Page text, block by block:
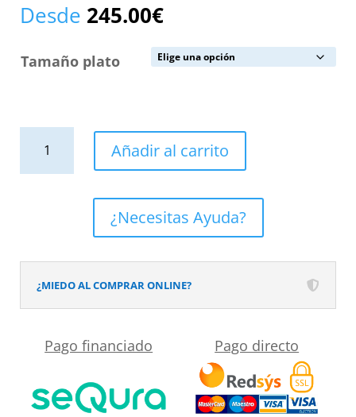
Desde 245.00€
Tamaño plato
pizarra
acabado
efecto
ZARZI
antideslizante
Añadir al carrito
¿Necesitas Ayuda?
¿MIEDO AL COMPRAR ONLINE?
Pago financiado Pago directo